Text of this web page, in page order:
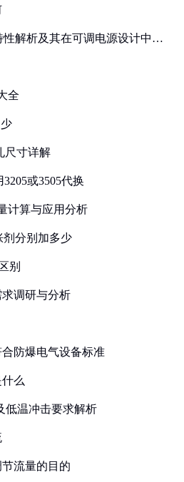
性解析及其在可调电源设计中的
全
尺寸详解
或3505代换
计算与应用分析
剂分别加多少
别
调研与分析
防爆电气设备标准
么
低温冲击要求解析
流量的目的